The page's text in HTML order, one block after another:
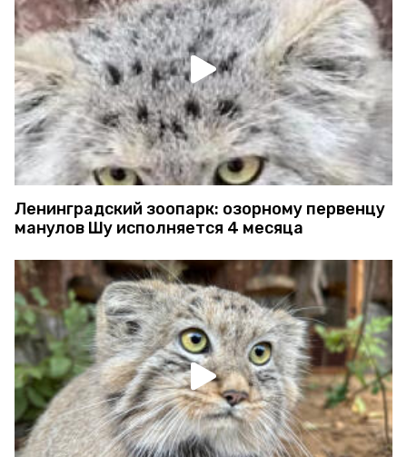
Ленинградский зоопарк: озорному первенцу
манулов Шу исполняется 4 месяца